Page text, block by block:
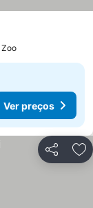
Ver preços
Partilhar